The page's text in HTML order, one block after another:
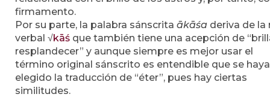
firmamento.
Por su parte, la palabra sánscrita ākāśa deriva de la
verbal √kāś que también tiene una acepción de
resplandecer” y aunque siempre es mejor usar el
término original sánscrito es entendible que se haya
elegido la traducción de “éter”, pues hay ciertas
similitudes.